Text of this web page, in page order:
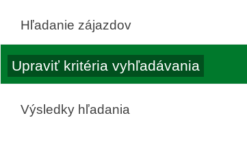
Hľadanie zájazdov
Výsledky hľadania